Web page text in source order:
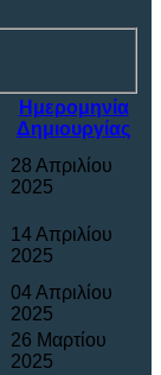
Ημερομηνία
Δημιουργίας
28 Απριλίου
2025
14 Απριλίου
2025
04 Απριλίου
2025
26 Μαρτίου
2025